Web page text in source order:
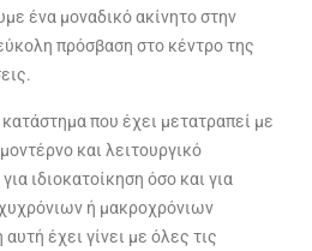
ένα μοναδικό ακίνητο στην
πρόσβαση στο κέντρο της
που έχει μετατραπεί με
και λειτουργικό
ιδιοκατοίκηση όσο και για
ή μακροχρόνιων
έχει γίνει με όλες τις